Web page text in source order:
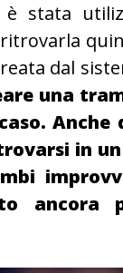
stata
dal
una
in
ancora